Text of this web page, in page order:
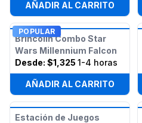
AÑADIR AL CARRITO
POPULAR
Brincolín Combo Star
Wars Millennium Falcon
Desde: $1,325 1-4 horas
AÑADIR AL CARRITO
Estación de Juegos